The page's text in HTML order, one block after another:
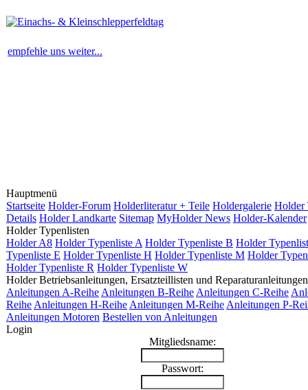
empfehle uns weiter...
Hauptmenü
Startseite Holder-Forum Holderliteratur + Teile Holdergalerie Holder
Details Holder Landkarte Sitemap MyHolder News Holder-Kalender
Holder Typenlisten
Holder A8 Holder Typenliste A Holder Typenliste B Holder
Typenliste E Holder Typenliste H Holder Typenliste M Holder
Holder Typenliste R Holder Typenliste W
Holder Betriebsanleitungen, Ersatzteillisten und Reparaturanleitungen
Anleitungen A-Reihe Anleitungen B-Reihe Anleitungen C-Reihe
Reihe Anleitungen H-Reihe Anleitungen M-Reihe Anleitungen P-
Anleitungen Motoren Bestellen von Anleitungen
Login
Mitgliedsname:
Passwort: